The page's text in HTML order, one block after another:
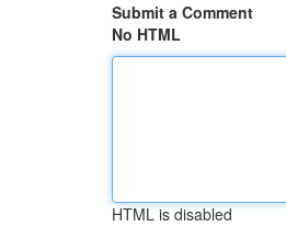
Submit a Comment
No HTML
HTML is disabled